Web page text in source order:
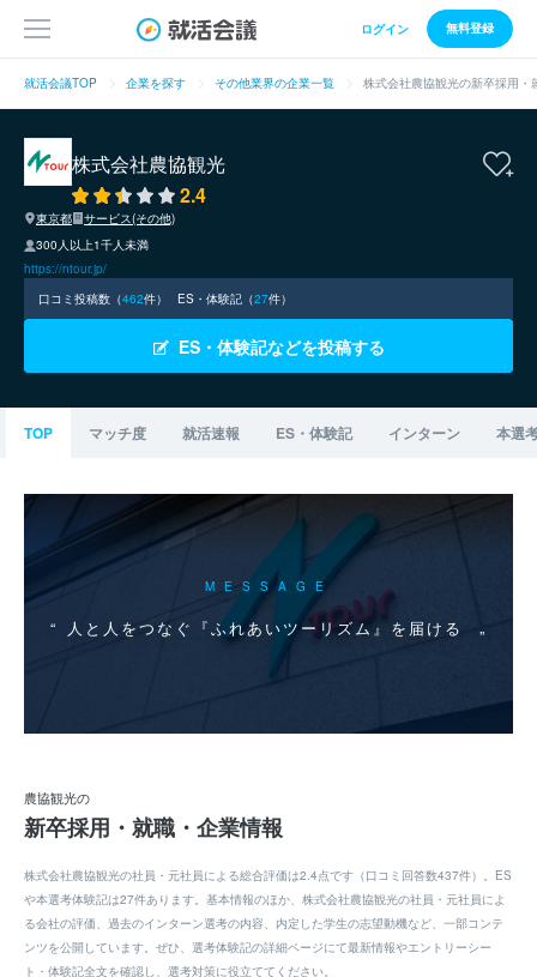
ログイン 無料登録
就活会議TOP 企業を探す その他業界の企業一覧 株式会社農協観光の新卒採用・
株式会社農協観光
2.4
東京都
サービス(その他)
300人以上1千人未満
https://ntour.jp/
口コミ投稿数（462件） ES・体験記（27件）
ES・体験記などを投稿する
TOP マッチ度 就活速報 ES・体験記 インターン 本選
MESSAGE
人と人をつなぐ『ふれあいツーリズム』を届ける
農協観光の
新卒採用・就職・企業情報
株式会社農協観光の社員・元社員による総合評価は2.4点です（口コミ回答数437件）。ES
や本選考体験記は27件あります。基本情報のほか、株式会社農協観光の社員・元社員によ
る会社の評価、過去のインターン選考の内容、内定した学生の志望動機など、一部コンテ
ンツを公開しています。ぜひ、選考体験記の詳細ページにて最新情報やエントリーシー
ト・体験記全文を確認し、選考対策に役立ててください。